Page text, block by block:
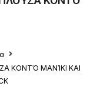
ΚΟΝΤΌ ΜΑΝΊΚΙ ΚΑΙ